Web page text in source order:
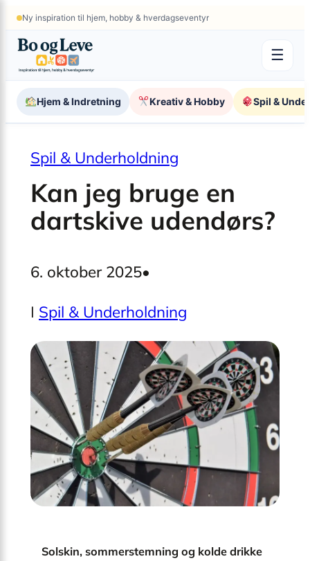
Spring
indhold
Ny inspiration til hjem, hobby & hverdags­eventyr
☰
Hjem & Indretning Kreativ & Hobby Spil &
Spil & Underholdning
Kan jeg bruge en
dartskive udendørs?
6. oktober 2025•
I Spil & Underholdning
Solskin, sommerstemning og kolde drikke